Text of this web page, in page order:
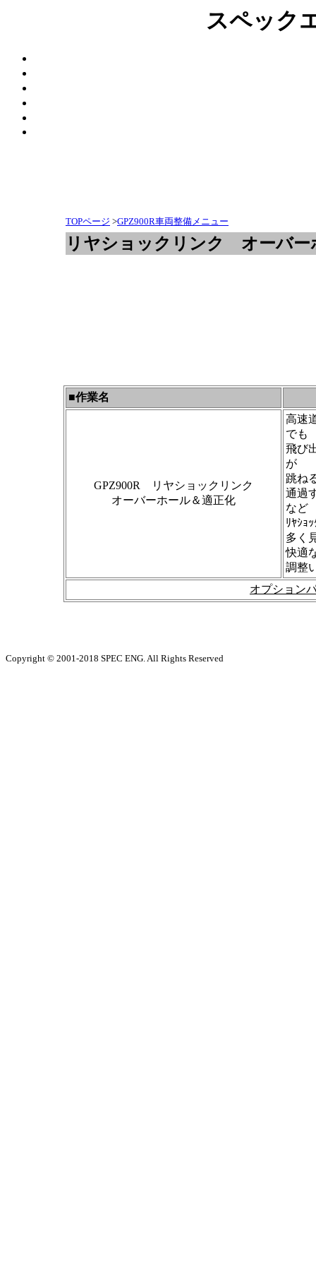
スペック
TOPページ >GPZ900R車両整備メニュー
リヤショックリンク オーバー
■作業名
GPZ900R リヤショックリンク
オーバーホール＆適正化
高速
でも
飛び
が
跳ね
通過
など
ﾘﾔｼｮ
多く
快適
調整
オプション
Copyright © 2001-2018 SPEC ENG. All Rights Reserved